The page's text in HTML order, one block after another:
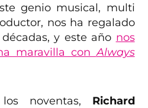
genio musical, multi
nos ha regalado
y este año nos
maravilla conAlways
noventas, Richard